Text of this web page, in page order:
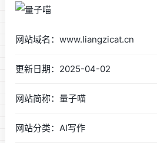
网站域名：www.liangzicat.cn
更新日期：2025-04-02
网站简称：量子喵
网站分类：AI写作